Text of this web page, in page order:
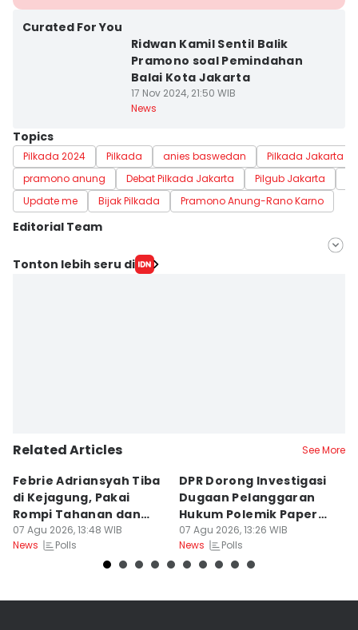
Curated For You
Ridwan Kamil Sentil Balik
Pramono soal Pemindahan
Balai Kota Jakarta
17 Nov 2024, 21:50 WIB
News
Topics
Pilkada 2024 Pilkada anies baswedan
Pilkada Jakarta
pramono anung
Debat Pilkada Jakarta Pilgub Jakarta
Update me
Bijak Pilkada Pramono Anung-Rano Karno
Editorial Team
Editor
Tonton lebih seru di
Related Articles See More
Febrie Adriansyah Tiba
di Kejagung, Pakai
Rompi Tahanan dan
Diborgol
07 Agu 2026, 13:48 WIB
News
Polls
DPR Dorong Investigasi
Dugaan Pelanggaran
Hukum Polemik Paper
MBG
07 Agu 2026, 13:26 WIB
News
Polls